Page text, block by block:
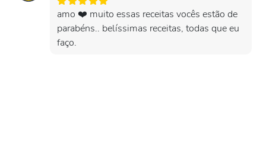
amo ❤️ muito essas receitas vocês estão de
parabéns.. belíssimas receitas, todas que eu
faço.